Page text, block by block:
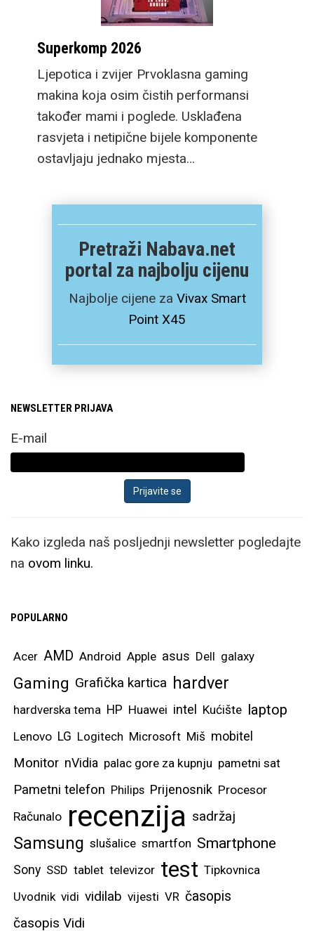
Superkomp 2026
Ljepotica i zvijer Prvoklasna gaming
makina koja osim čistih performansi
također mami i poglede. Usklađena
rasvjeta i netipične bijele komponente
ostavljaju jednako mjesta…
Pretraži Nabava.net
portal za najbolju cijenu
Najbolje cijene za Vivax Smart
Point X45
NEWSLETTER PRIJAVA
E-mail
Kako izgleda naš posljednji newsletter pogledajte
na ovom linku.
POPULARNO
Acer AMD Android Apple asus Dell galaxy
Gaming Grafička kartica hardver
hardverska tema HP Huawei intel Kućište laptop
Lenovo LG Logitech Microsoft Miš mobitel
Monitor nVidia palac gore za kupnju pametni sat
Pametni telefon Philips Prijenosnik Procesor
Računalo recenzija sadržaj
Samsung slušalice smartfon Smartphone
Sony SSD tablet televizor test Tipkovnica
Uvodnik vidi vidilab vijesti VR časopis
časopis Vidi